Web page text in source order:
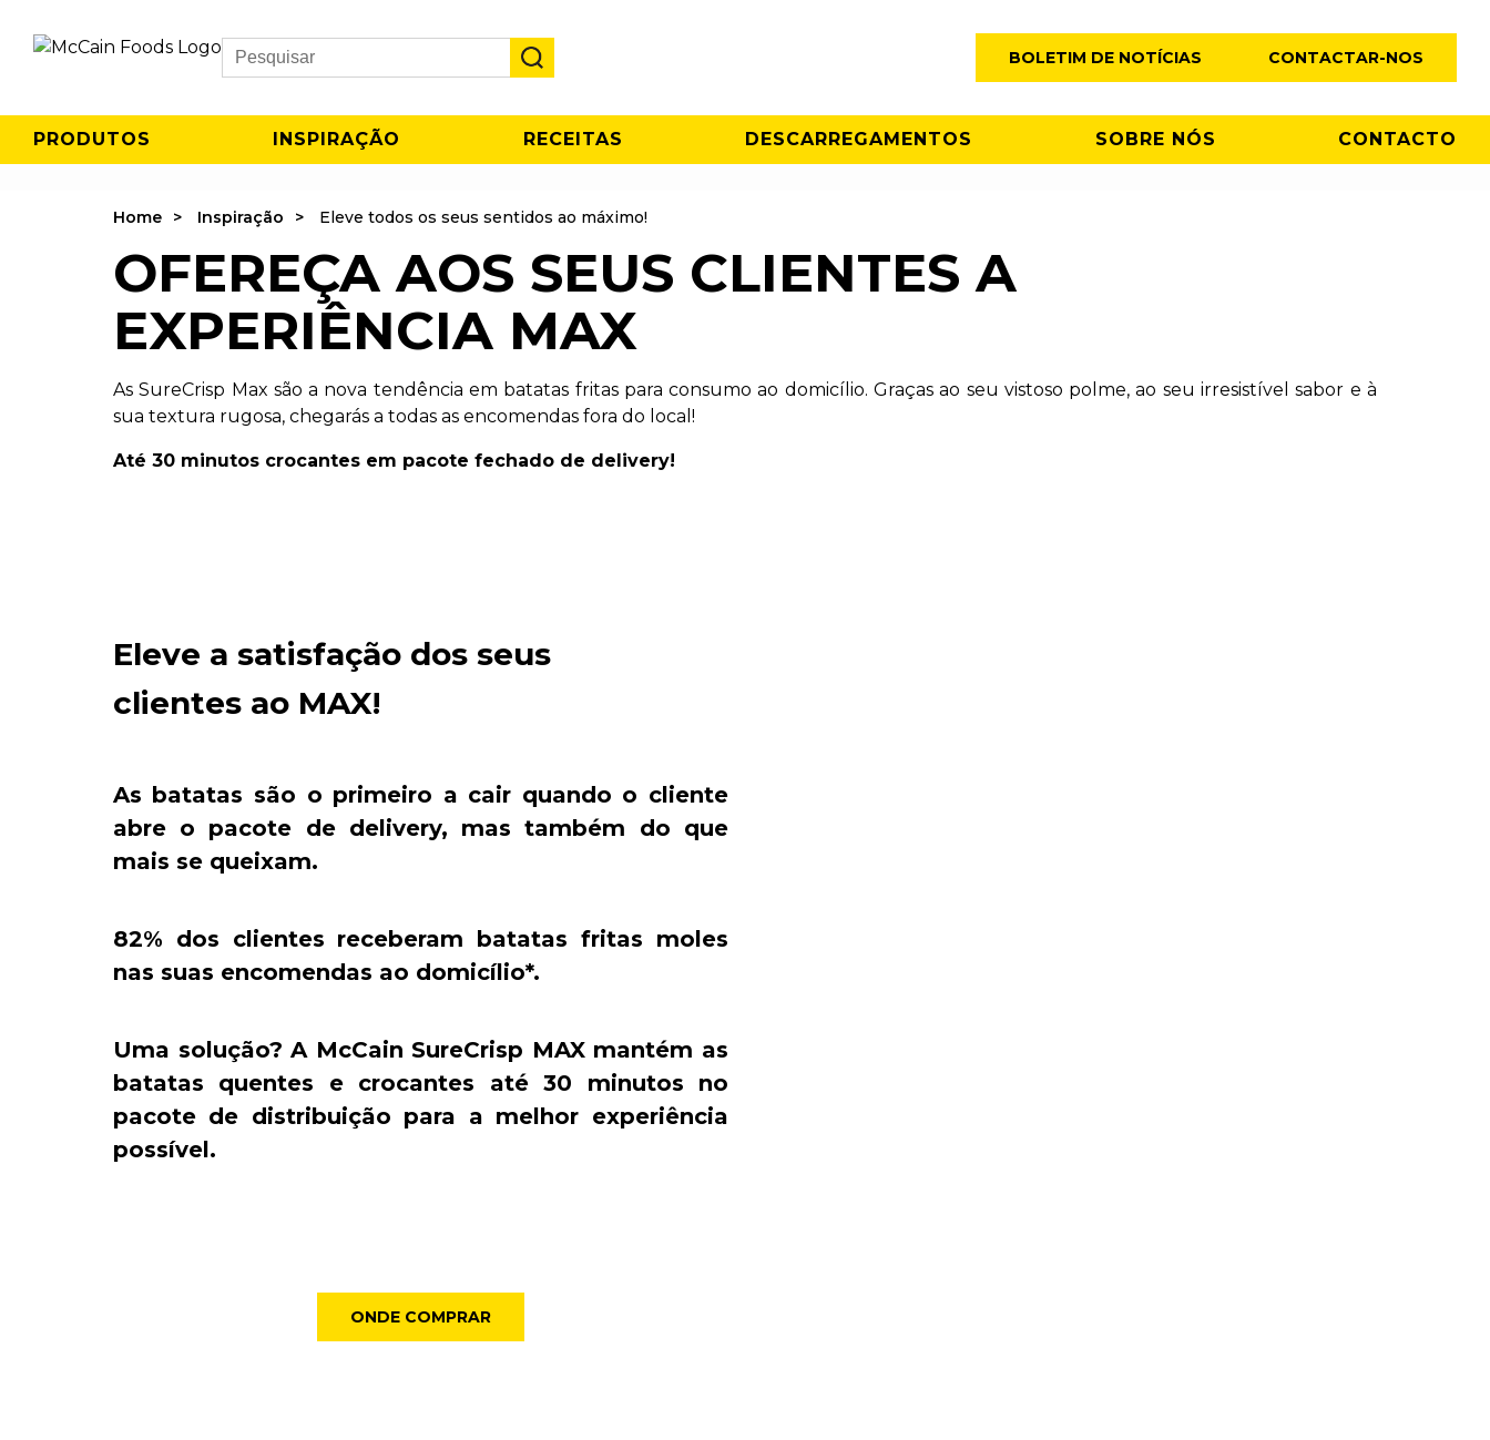
Search
BOLETIM DE NOTÍCIAS CONTACTAR-NOS
PRODUTOS INSPIRAÇÃO RECEITAS DESCARREGAMENTOS SOBRE NÓS CONTACTO
Home Inspiração Eleve todos os seus sentidos ao máximo!
OFEREÇA AOS SEUS CLIENTES A
EXPERIÊNCIA MAX
As SureCrisp Max são a nova tendência em batatas fritas para consumo ao domicílio. Graças ao seu vistoso polme, ao seu irresistível sabor e à
sua textura rugosa, chegarás a todas as encomendas fora do local!
Até 30 minutos crocantes em pacote fechado de delivery!
Eleve a satisfação dos seus
clientes ao MAX!
As batatas são o primeiro a cair quando o cliente
abre o pacote de delivery, mas também do que
mais se queixam.
82% dos clientes receberam batatas fritas moles
nas suas encomendas ao domicílio*.
Uma solução? A McCain SureCrisp MAX mantém as
batatas quentes e crocantes até 30 minutos no
pacote de distribuição para a melhor experiência
possível.
ONDE COMPRAR